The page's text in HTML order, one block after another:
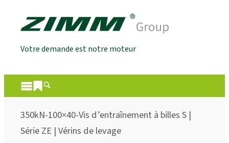
Votre demande est notre moteur
350kN-100×40-Vis d’entraînement à billes S |
Série ZE | Vérins de levage